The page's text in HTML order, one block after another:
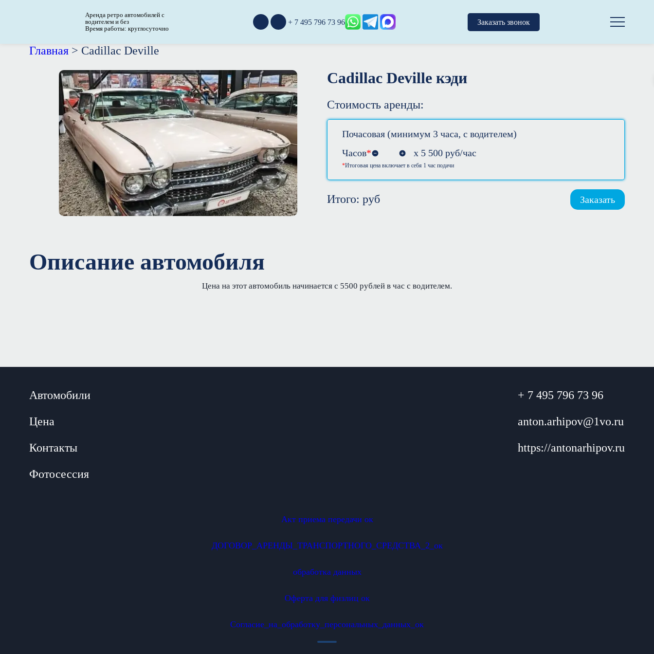
Аренда ретро автомобилей с
водителем и без
Время работы: круглосуточно
+ 7 495 796 73 96 Заказать звонок
Главная > Cadillac Deville
Cadillac Deville кэди
Стоимость аренды:
Почасовая (минимум 3 часа, с водителем)
Часов* х 5 500 руб/час
Итоговая цена включает в себя 1 час подачи
Итого: руб Заказать
Описание автомобиля
Цена на этот автомобиль начинается с 5500 рублей в час с водителем.
Автомобили
Цена
Контакты
Фотосессия
+ 7 495 796 73 96
anton.arhipov@1vo.ru
https://antonarhipov.ru
Акт приема передачи ок
ДОГОВОР_АРЕНДЫ_ТРАНСПОРТНОГО_СРЕДСТВА_2_ок
обработка данных
Оферта для физлиц ок
Согласие_на_обработку_персональных_данных_ок